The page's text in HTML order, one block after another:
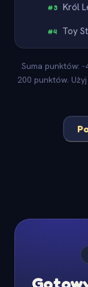
#3 Król
#4 Toy
Suma punktów:
200 punktów.